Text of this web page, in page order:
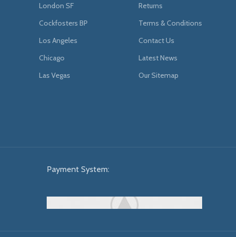
London SF
Cockfosters BP
Los Angeles
Chicago
Las Vegas
Returns
Terms & Conditions
Contact Us
Latest News
Our Sitemap
Payment System: